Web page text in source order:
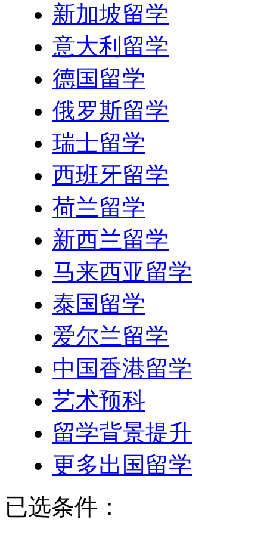
新加坡留学
意大利留学
德国留学
俄罗斯留学
瑞士留学
西班牙留学
荷兰留学
新西兰留学
马来西亚留学
泰国留学
爱尔兰留学
中国香港留学
艺术预科
留学背景提升
更多出国留学
已选条件：